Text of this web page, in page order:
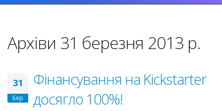
Архіви 31 березня 2013 р.
31
Бер
Фінансування на Kickstarter
досягло 100%!